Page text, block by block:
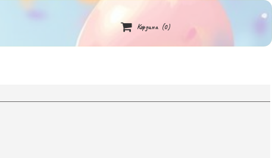
 Корзина (0)